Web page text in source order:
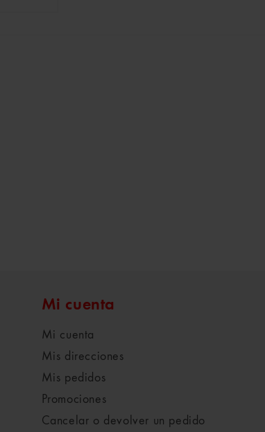
Mi cuenta
Mi cuenta
Mis direcciones
Mis pedidos
Promociones
Cancelar o devolver un pedido